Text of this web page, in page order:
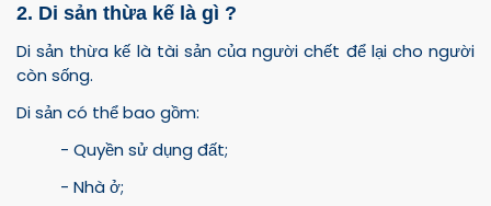
2. Di sản thừa kế là gì ?
Di sản thừa kế là tài sản của người chết để lại cho người
còn sống.
Di sản có thể bao gồm:
- Quyền sử dụng đất;
- Nhà ở;